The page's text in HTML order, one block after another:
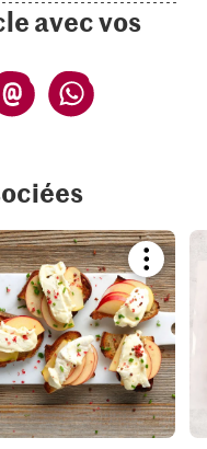
avec vos
recipe
or
add
it
to
your